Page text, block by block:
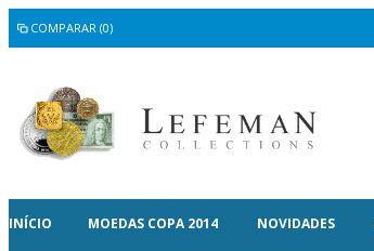
COMPARAR (0)
INÍCIO MOEDAS COPA 2014 NOVIDADES